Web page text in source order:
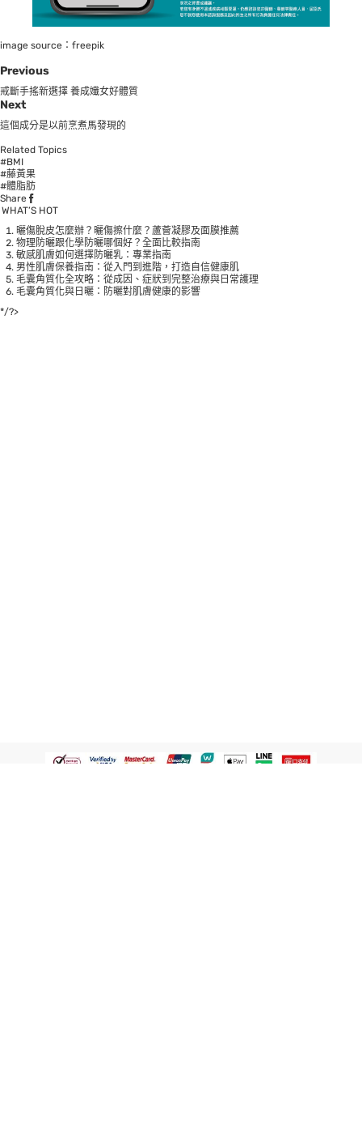
image source：freepik
Previous
戒斷手搖新選擇 養成孅女好體質
Next
這個成分是以前烹煮馬發現的
Related Topics
#BMI
#藤黃果
#體脂肪
Share
WHAT’S HOT
曬傷脫皮怎麼辦？曬傷擦什麼？蘆薈凝膠及面膜推薦
物理防曬跟化學防曬哪個好？全面比較指南
敏感肌膚如何選擇防曬乳：專業指南
男性肌膚保養指南：從入門到進階，打造自信健康肌
毛囊角質化全攻略：從成因、症狀到完整治療與日常護理
毛囊角質化與日曬：防曬對肌膚健康的影響
*/?>